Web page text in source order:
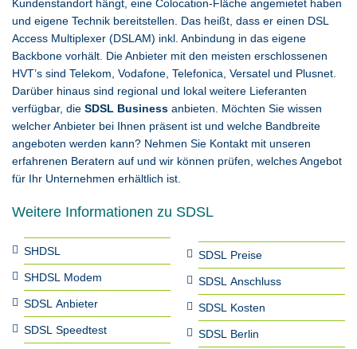
Kundenstandort hängt, eine Colocation-Fläche angemietet haben
und eigene Technik bereitstellen. Das heißt, dass er einen DSL
Access Multiplexer (DSLAM) inkl. Anbindung in das eigene
Backbone vorhält. Die Anbieter mit den meisten erschlossenen
HVT’s sind Telekom, Vodafone, Telefonica, Versatel und Plusnet.
Darüber hinaus sind regional und lokal weitere Lieferanten
verfügbar, die SDSL Business anbieten. Möchten Sie wissen
welcher Anbieter bei Ihnen präsent ist und welche Bandbreite
angeboten werden kann? Nehmen Sie Kontakt mit unseren
erfahrenen Beratern auf und wir können prüfen, welches Angebot
für Ihr Unternehmen erhältlich ist.
Weitere Informationen zu SDSL
SHDSL
SHDSL Modem
SDSL Anbieter
SDSL Speedtest
SDSL Preise
SDSL Anschluss
SDSL Kosten
SDSL Berlin